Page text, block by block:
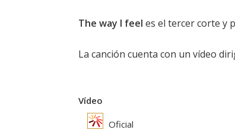
The way I feel es el tercer corte y
La canción cuenta con un vídeo
Vídeo
Oficial